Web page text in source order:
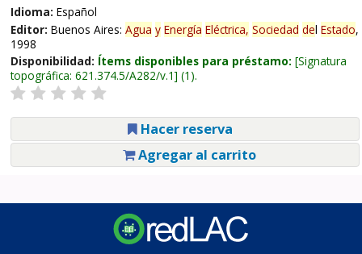
Idioma: Español
Editor: Buenos Aires: Agua y Energía Eléctrica, Sociedad del Estado,
1998
Disponibilidad: Ítems disponibles para préstamo: Signatura
topográfica: 621.374.5/A282/v.1 (1).
Hacer reserva
Agregar al carrito